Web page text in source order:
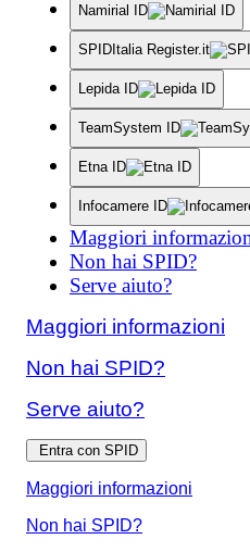
Namirial ID
SPIDItalia Register.it
Lepida ID
TeamSystem ID
Etna ID
Infocamere ID
Maggiori
Non hai SPID?
Serve aiuto?
Maggiori informazioni
Non hai SPID?
Serve aiuto?
Entra con SPID
Maggiori informazioni
Non hai SPID?